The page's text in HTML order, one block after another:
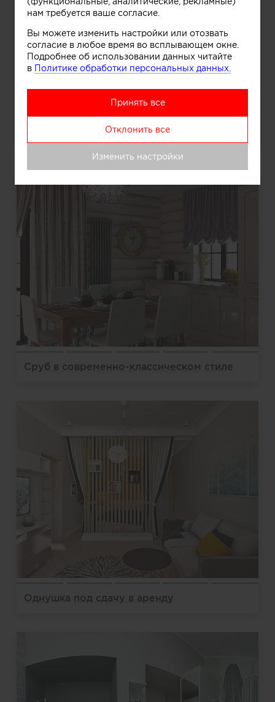
Сруб в современно-классическом стиле
Однушка под сдачу в аренду
нам требуется ваше согласие.
Вы можете изменить настройки или отозвать
согласие в любое время во всплывающем окне.
Подробнее об использовании данных читайте
в Политике обработки персональных данных.
Принять все
Отклонить все
Изменить настройки